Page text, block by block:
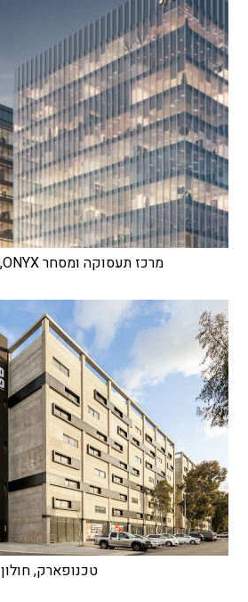
מרכז תעסוקה ומסחר ONYX, צומת סביון
טכנופארק, חולון